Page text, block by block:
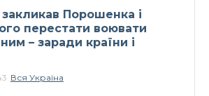
Порошенка і
перестати воювати
– заради країни і
Вся Україна